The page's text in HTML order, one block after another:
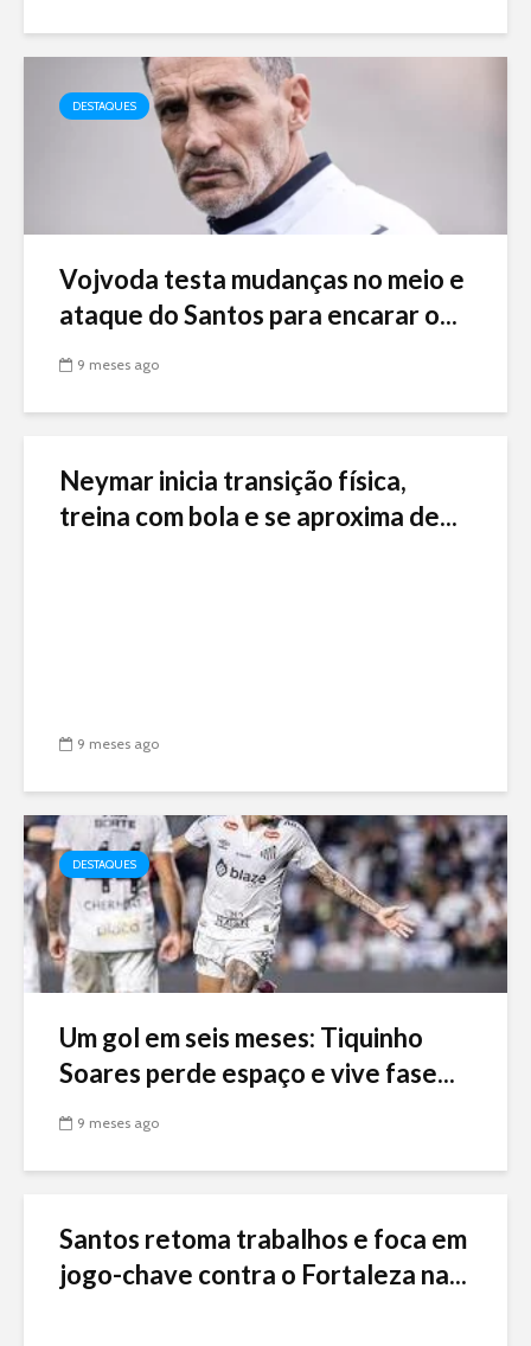
DESTAQUES
Vojvoda testa mudanças no meio e
ataque do Santos para encarar o...
9 meses ago
Neymar inicia transição física,
treina com bola e se aproxima de...
9 meses ago
DESTAQUES
Um gol em seis meses: Tiquinho
Soares perde espaço e vive fase...
9 meses ago
Santos retoma trabalhos e foca em
jogo-chave contra o Fortaleza na...